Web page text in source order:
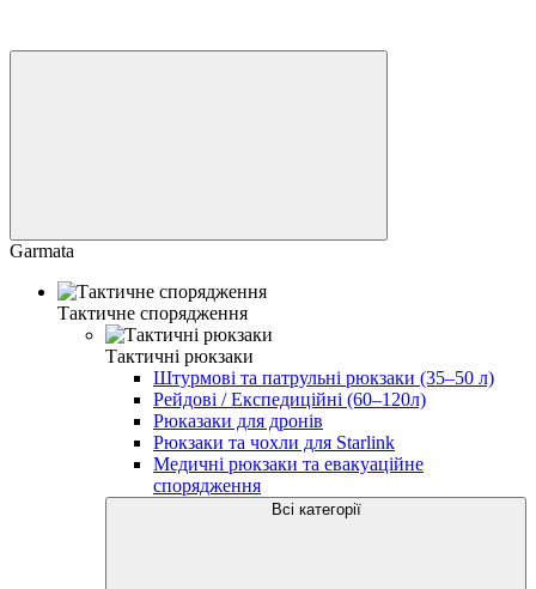
Garmata
Тактичне спорядження
Тактичні рюкзаки
Штурмові та патрульні рюкзаки (35–50 л)
Рейдові / Експедиційні (60–120л)
Рюказаки для дронів
Рюкзаки та чохли для Starlink
Медичні рюкзаки та евакуаційне
спорядження
Всі категорії